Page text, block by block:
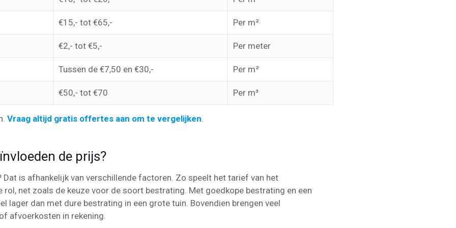
€15,- tot €65,- Per m²
€2,- tot €5,- Per meter
Tussen de €7,50 en €30,- Per m²
€50,- tot €70 Per m³
Vraag altijd gratis offertes aan om te vergelijken.
de prijs?
Dat is afhankelijk van verschillende factoren. Zo speelt het tarief van het
net zoals de keuze voor de soort bestrating. Met goedkope bestrating en een
lager dan met dure bestrating in een grote tuin. Bovendien brengen veel
afvoerkosten in rekening.